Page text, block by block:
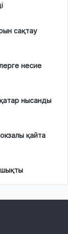
сақтау
несие
нысанды
қайта
шықты